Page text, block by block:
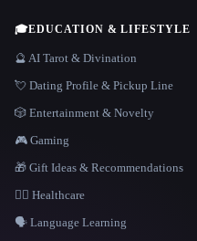
🎓EDUCATION & LIFESTYLE
🔮 AI Tarot & Divination
💘 Dating Profile & Pickup Line
🎲 Entertainment & Novelty
🎮 Gaming
🎁 Gift Ideas & Recommendations
👩‍⚕️ Healthcare
🗣️ Language Learning